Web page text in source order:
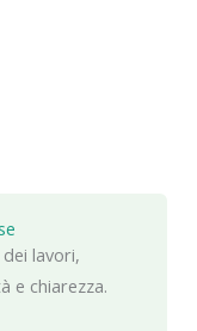
lavori,
e chiarezza.